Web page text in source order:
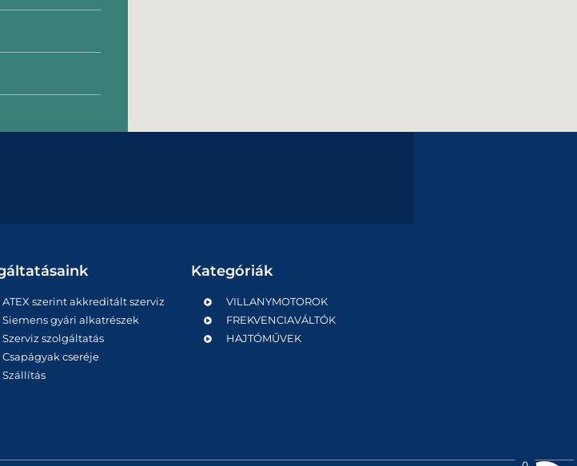
ATEX szerint akkreditált szerviz
Siemens gyári alkatrészek
Szerviz szolgáltatás
Csapágyak cseréje
Szállítás
Kategóriák
VILLANYMOTOROK
FREKVENCIAVÁLTÓK
HAJTÓMŰVEK